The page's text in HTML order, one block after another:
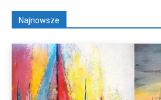
Najnowsze